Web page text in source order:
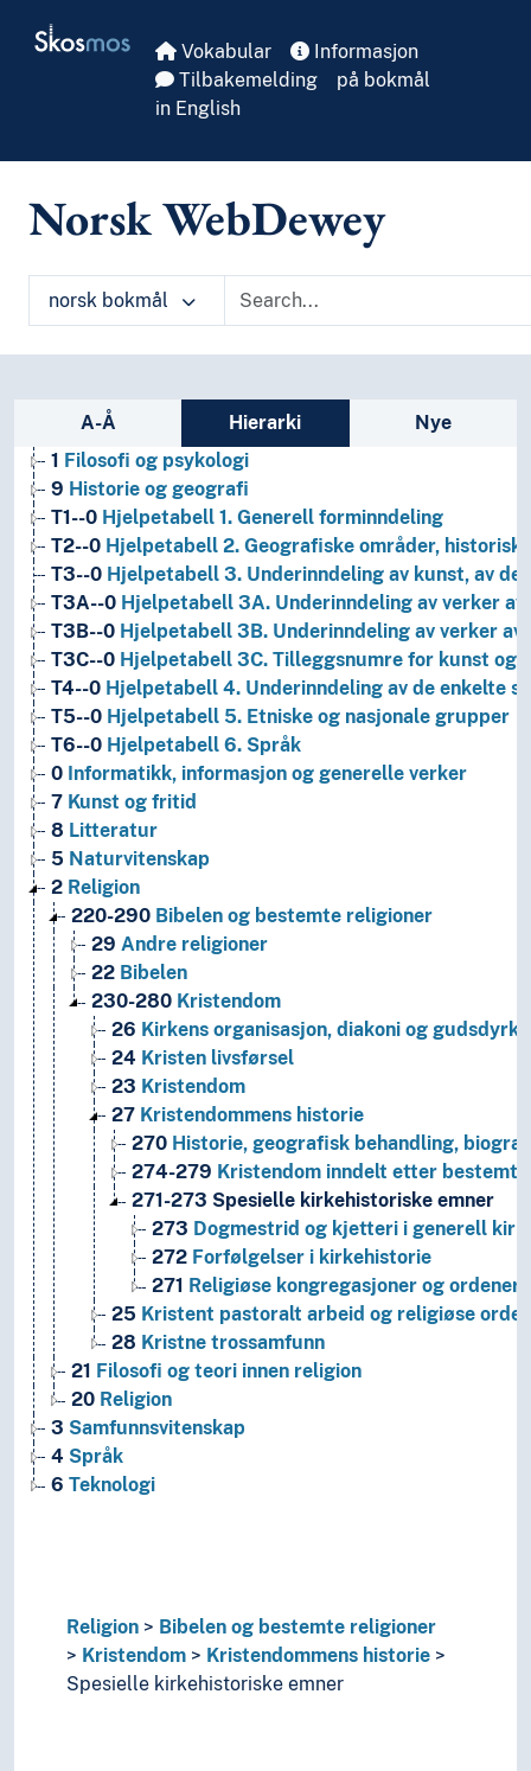
Skosmos Vokabular
Informasjon
Tilbakemelding
på bokmål
in English
Norsk WebDewey
norsk bokmål
Sidefelt: navigér i vokabularet
A-Å Hierarki
Nye
1 Filosofi og psykologi
9 Historie og geografi
T1--0 Hjelpetabell 1. Generell forminndeling
T2--0 Hjelpetabell 2. Geografiske områder,
T3--0 Hjelpetabell 3. Underinndeling av kunst, av
T3A--0 Hjelpetabell 3A. Underinndeling av verker
T3B--0 Hjelpetabell 3B. Underinndeling av verker
T3C--0 Hjelpetabell 3C. Tilleggsnumre for kunst og
T4--0 Hjelpetabell 4. Underinndeling av de enkelte
T5--0 Hjelpetabell 5. Etniske og nasjonale grupper
T6--0 Hjelpetabell 6. Språk
0 Informatikk, informasjon og generelle verker
7 Kunst og fritid
8 Litteratur
5 Naturvitenskap
2 Religion
220-290 Bibelen og bestemte religioner
29 Andre religioner
22 Bibelen
230-280 Kristendom
26 Kirkens organisasjon, diakoni og
24 Kristen livsførsel
23 Kristendom
27 Kristendommens historie
270 Historie, geografisk behandling,
274-279 Kristendom inndelt etter
271-273 Spesielle kirkehistoriske emner
273 Dogmestrid og kjetteri i generell
272 Forfølgelser i kirkehistorie
271 Religiøse kongregasjoner og ordener
25 Kristent pastoralt arbeid og religiøse
28 Kristne trossamfunn
21 Filosofi og teori innen religion
20 Religion
3 Samfunnsvitenskap
4 Språk
6 Teknologi
Religion
Bibelen og bestemte religioner
Kristendom
Kristendommens historie
Spesielle kirkehistoriske emner